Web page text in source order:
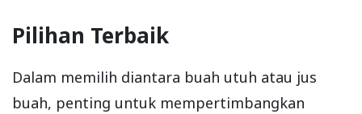
Pilihan Terbaik
Dalam memilih diantara buah utuh atau jus
buah, penting untuk mempertimbangkan